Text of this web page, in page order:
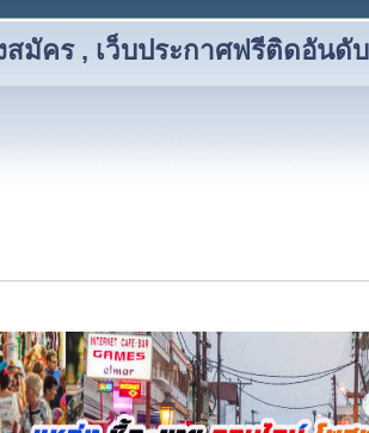
สมัคร , เว็บประกาศฟรีติดอันดับ